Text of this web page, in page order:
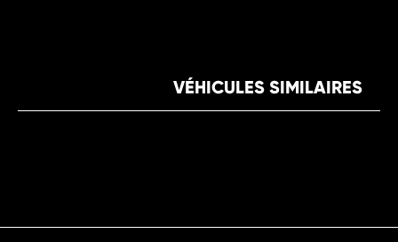
VÉHICULES SIMILAIRES